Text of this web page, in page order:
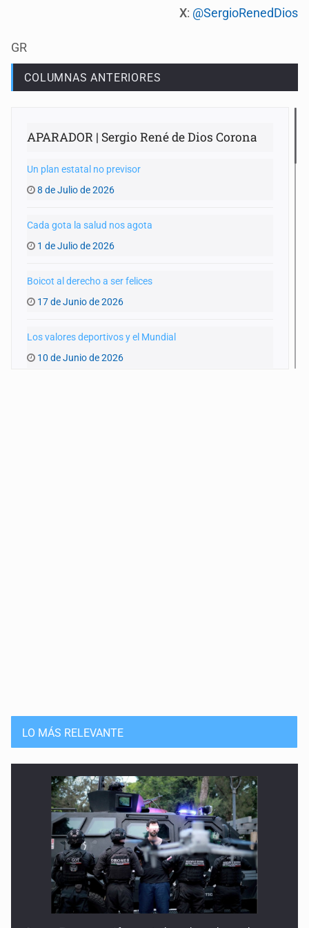
X: @SergioRenedDios
GR
COLUMNAS ANTERIORES
APARADOR | Sergio René de Dios Corona
Un plan estatal no previsor
8 de Julio de 2026
Cada gota la salud nos agota
1 de Julio de 2026
Boicot al derecho a ser felices
17 de Junio de 2026
Los valores deportivos y el Mundial
10 de Junio de 2026
Educar para la compasión
22 de Abril de 2026
Rancho Izaguirre: la tierra sigue hablando
15 de Abril de 2026
El Siapa no cumple ni con su ley
25 de Marzo de 2026
Un Mundial con desafíos en Jalisco
18 de Marzo de 2026
LO MÁS RELEVANTE